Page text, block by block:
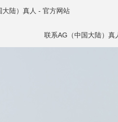
大陆）真人 - 官方网站
联系AG（中国大陆）真